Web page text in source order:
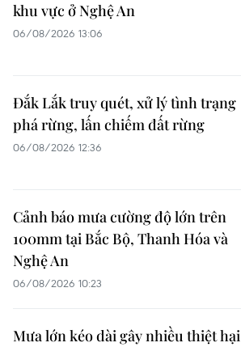
khu vực ở Nghệ An
06/08/2026 13:06
Đắk Lắk truy quét, xử lý tình trạng
phá rừng, lấn chiếm đất rừng
06/08/2026 12:36
Cảnh báo mưa cường độ lớn trên
100mm tại Bắc Bộ, Thanh Hóa và
Nghệ An
06/08/2026 10:23
Mưa lớn kéo dài gây nhiều thiệt hại